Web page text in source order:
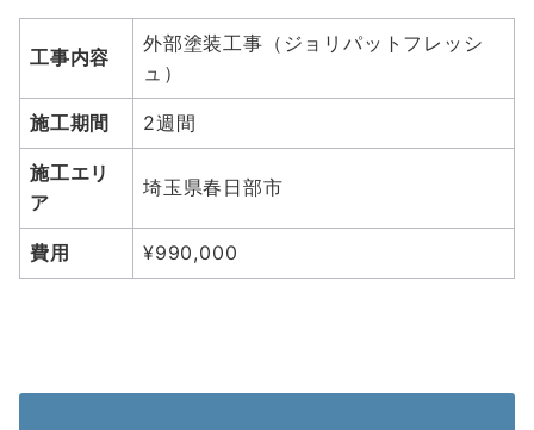
工事内容
外部塗装工事（ジョリパットフレッシ
ュ）
施工期間 2週間
施工エリ
ア
埼玉県春日部市
費用 ¥990,000